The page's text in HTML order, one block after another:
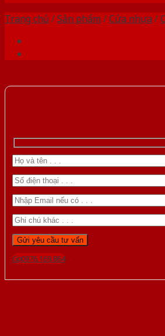
Trang chủ /Sản phẩm /Cửa nhựa /
Gọi 0976.169.864